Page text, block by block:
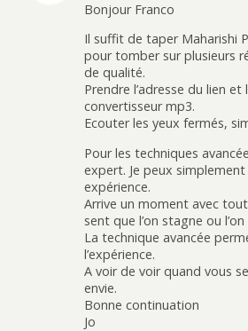
Bonjour Franco
Il suffit de taper Maharishi
pour tomber sur plusieurs
de qualité.
Prendre l’adresse du lien et
convertisseur mp3.
Ecouter les yeux fermés,
Pour les techniques
expert. Je peux
expérience.
Arrive un moment avec
sent que l’on stagne ou
La technique avancée
l’expérience.
A voir de voir quand vous
envie.
Bonne continuation
Jo